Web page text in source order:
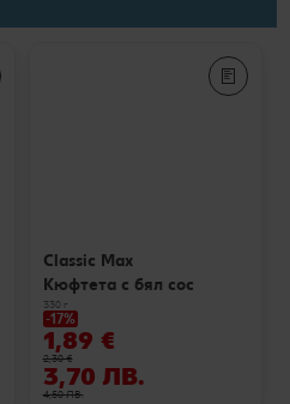
Classic Max
Кюфтета с бял сос
330 г
-17%
1,89 €
2,30 €
3,70 ЛВ.
4,50 ЛВ.